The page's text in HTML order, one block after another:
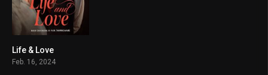
Life & Love
Feb. 16, 2024